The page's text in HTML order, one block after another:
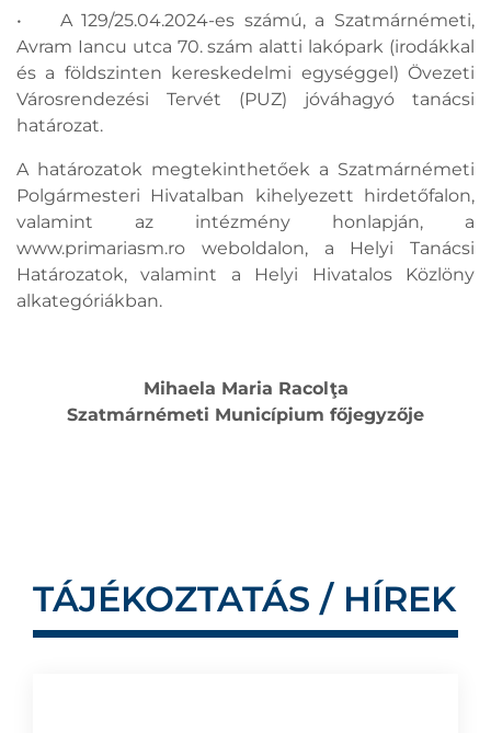
• A 129/25.04.2024-es számú, a Szatmárnémeti,
Avram Iancu utca 70. szám alatti lakópark (irodákkal
és a földszinten kereskedelmi egységgel) Övezeti
Városrendezési Tervét (PUZ) jóváhagyó tanácsi
határozat.
A határozatok megtekinthetőek a Szatmárnémeti
Polgármesteri Hivatalban kihelyezett hirdetőfalon,
valamint az intézmény honlapján, a
www.primariasm.ro weboldalon, a Helyi Tanácsi
Határozatok, valamint a Helyi Hivatalos Közlöny
alkategóriákban.
Mihaela Maria Racolţa
Szatmárnémeti Municípium főjegyzője
TÁJÉKOZTATÁS / HÍREK